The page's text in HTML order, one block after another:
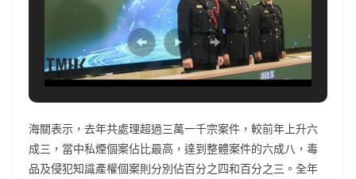
海關表示，去年共處理超過三萬一千宗案件，較前年上升六
成三，當中私煙個案佔比最高，達到整體案件的六成八，毒
品及侵犯知識產權個案則分別佔百分之四和百分之三。全年